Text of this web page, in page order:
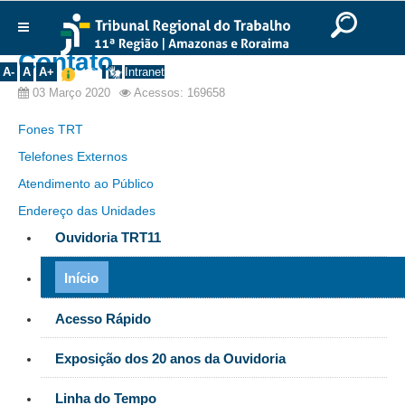
Ir para o rodapé
English
Português Español
A- A A+ Intranet
Institucional
Histórico
Presidência
Corregedoria
Composição
Desembargadores
Seções Especializadas
Turmas
Varas do Trabalho
Juízes Manaus
Juízes Roraima
Juízes Interior
Você está aqui:Início >> Início
Contato
03 Março 2020 Acessos: 169658
Fones TRT
Telefones Externos
Atendimento ao Público
Endereço das Unidades
Ouvidoria TRT11
Início
Acesso Rápido
Exposição dos 20 anos da Ouvidoria
Linha do Tempo